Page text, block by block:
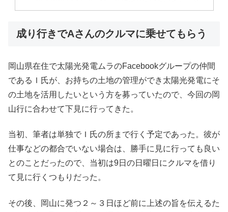
成り行きでAさんのクルマに乗せてもらう
岡山県在住で太陽光発電ムラのFacebookグループの仲間
であるＩ氏が、お持ちの土地の管理ができ太陽光発電にそ
の土地を活用したいという方を募っていたので、今回の岡
山行に合わせて下見に行ってきた。
当初、筆者は単独でＩ氏の所まで行く予定であった。彼が
仕事などの都合でいない場合は、勝手に見に行っても良い
とのことだったので、当初は9日の日曜日にクルマを借り
て見に行くつもりだった。
その後、岡山に発つ２～３日ほど前に上述の旨を伝えるた